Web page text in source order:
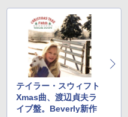
テイラー・スウィフト
Xmas曲、渡辺貞夫ラ
イブ盤。Beverly新作